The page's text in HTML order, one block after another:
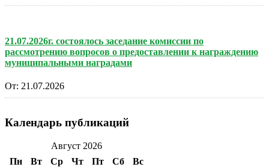
21.07.2026г. состоялось заседание комиссии по
рассмотрению вопросов о предоставлении к награждению
муниципальными наградами
От: 21.07.2026
Календарь публикаций
Август 2026
Пн
Вт Ср Чт Пт Сб
Вс